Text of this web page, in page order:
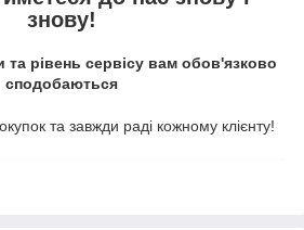
знову!
та рівень сервісу вам обов'язково
сподобаються
та завжди раді кожному клієнту!